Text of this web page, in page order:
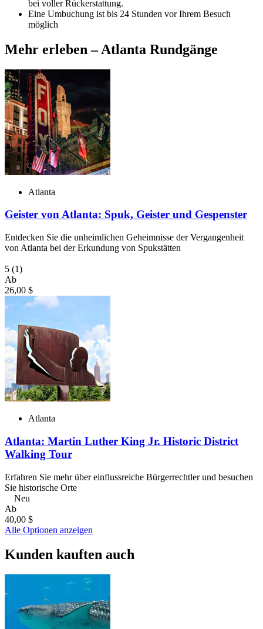
bei voller Rückerstattung.
Eine Umbuchung ist bis 24 Stunden vor Ihrem Besuch
möglich
Mehr erleben – Atlanta Rundgänge
Atlanta
Geister von Atlanta: Spuk, Geister und Gespenster
Entdecken Sie die unheimlichen Geheimnisse der Vergangenheit
von Atlanta bei der Erkundung von Spukstätten
5 (1)
Ab
26,00 $
Atlanta
Atlanta: Martin Luther King Jr. Historic District
Walking Tour
Erfahren Sie mehr über einflussreiche Bürgerrechtler und besuchen
Sie historische Orte
Neu
Ab
40,00 $
Alle Optionen anzeigen
Kunden kauften auch